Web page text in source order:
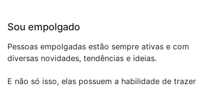
Sou empolgado
Pessoas empolgadas estão sempre ativas e com
diversas novidades, tendências e ideias.
E não só isso, elas possuem a habilidade de trazer